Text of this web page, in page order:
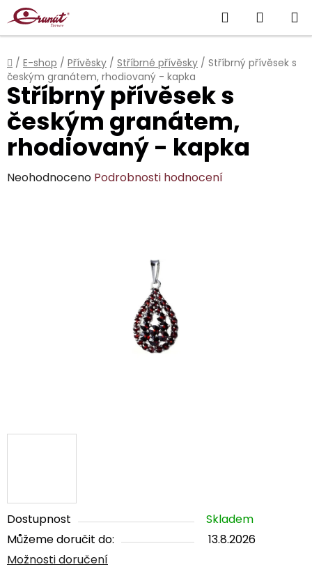
Přejít
na
obsah
Hledat
KOŠÍK
Domů
/ E-shop / Přívěsky / Stříbrné přívěsky / Stříbrný přívěsek s
českým granátem, rhodiovaný - kapka
Dostupnost
Skladem
Můžeme doručit do:
13.8.2026
Možnosti doručení
Stříbrný přívěsek s
českým granátem,
rhodiovaný - kapka
Průměrné
Neohodnoceno Podrobnosti hodnocení